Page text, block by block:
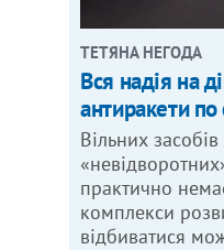
ТЕТЯНА НЕГОДА
Вся надія на
антиракети
Вільних
практично
комплекси
відбиватися